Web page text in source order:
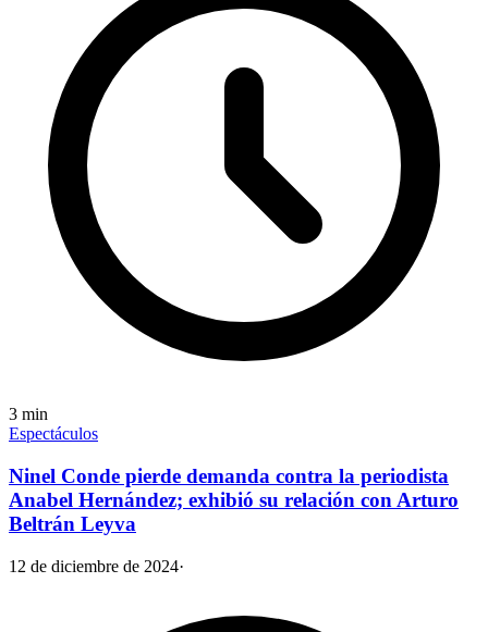
3 min
Espectáculos
Ninel Conde pierde demanda contra la periodista
Anabel Hernández; exhibió su relación con Arturo
Beltrán Leyva
12 de diciembre de 2024·